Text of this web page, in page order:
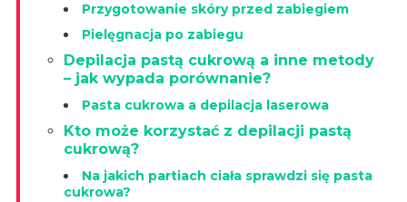
Przygotowanie skóry przed zabiegiem
Pielęgnacja po zabiegu
Depilacja pastą cukrową a inne metody
– jak wypada porównanie?
Pasta cukrowa a depilacja laserowa
Kto może korzystać z depilacji pastą
cukrową?
Na jakich partiach ciała sprawdzi się pasta
cukrowa?